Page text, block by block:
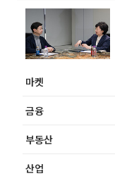
마켓
금융
부동산
산업